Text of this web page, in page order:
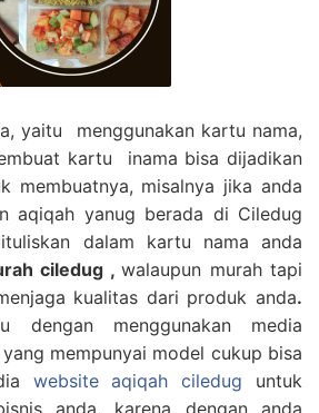
menggunakan kartu nama,
kartu inama bisa dijadikan
membuatnya, misalnya jika anda
aqiqah yanug berada di Ciledug
dalam kartu nama anda
ciledug,walaupun murah tapi
kualitas dari produk anda.
dengan menggunakan media
mempunyai model cukup bisa
website aqiqah ciledug untuk